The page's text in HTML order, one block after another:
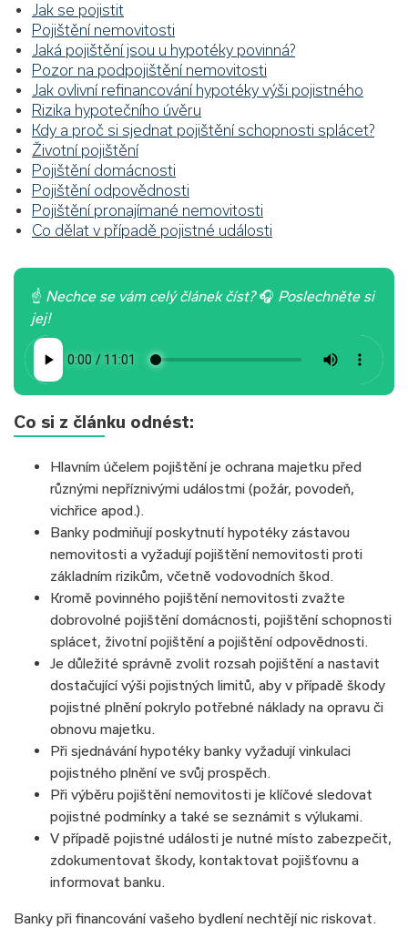
Jak se pojistit
Pojištění nemovitosti
Jaká pojištění jsou u hypotéky povinná?
Pozor na podpojištění nemovitosti
Jak ovlivní refinancování hypotéky výši pojistného
Rizika hypotečního úvěru
Kdy a proč si sjednat pojištění schopnosti splácet?
Životní pojištění
Pojištění domácnosti
Pojištění odpovědnosti
Pojištění pronajímané nemovitosti
Co dělat v případě pojistné události
☝ Nechce se vám celý článek číst?🎧 Poslechněte si
jej!
Co si z článku odnést:
Hlavním účelem pojištění je ochrana majetku před
různými nepříznivými událostmi (požár, povodeň,
vichřice apod.).
Banky podmiňují poskytnutí hypotéky zástavou
nemovitosti a vyžadují pojištění nemovitosti proti
základním rizikům, včetně vodovodních škod.
Kromě povinného pojištění nemovitosti zvažte
dobrovolné pojištění domácnosti, pojištění schopnosti
splácet, životní pojištění a pojištění odpovědnosti.
Je důležité správně zvolit rozsah pojištění a nastavit
dostačující výši pojistných limitů, aby v případě škody
pojistné plnění pokrylo potřebné náklady na opravu či
obnovu majetku.
Při sjednávání hypotéky banky vyžadují vinkulaci
pojistného plnění ve svůj prospěch.
Při výběru pojištění nemovitosti je klíčové sledovat
pojistné podmínky a také se seznámit s výlukami.
V případě pojistné události je nutné místo zabezpečit,
zdokumentovat škody, kontaktovat pojišťovnu a
informovat banku.
Banky při financování vašeho bydlení nechtějí nic riskovat.